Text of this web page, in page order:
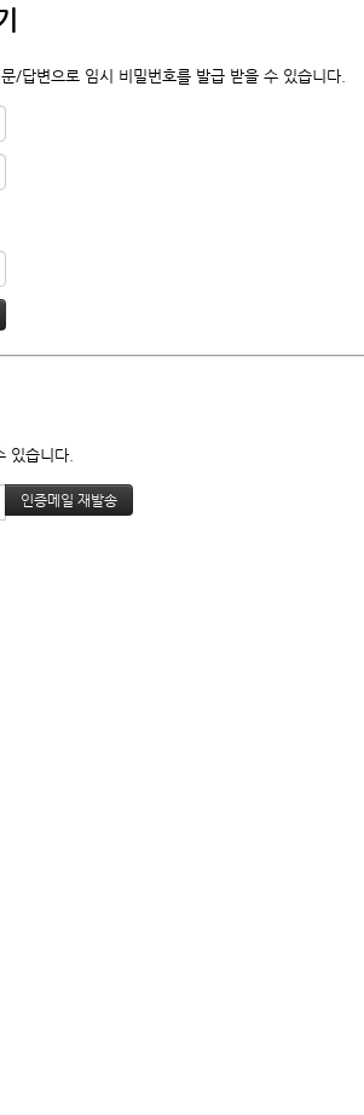
/답변으로 임시 비밀번호를 발급 받을 수 있습니다.
있습니다.